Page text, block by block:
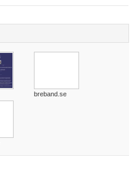
breband.se